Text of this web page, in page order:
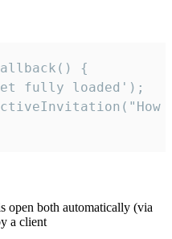
{
fully loaded');
open both automatically (via
a client